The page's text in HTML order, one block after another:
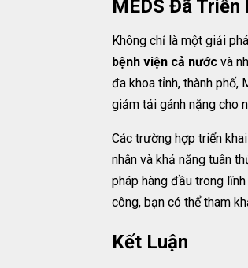
MEDS Đã Triển
Không chỉ là một giải
bệnh viện cả nước và
đa khoa tỉnh, thành phố,
giảm tải gánh nặng cho
Các trường hợp triển
nhân và khả năng tuân
pháp hàng đầu trong
công, bạn có thể tham
Kết Luận